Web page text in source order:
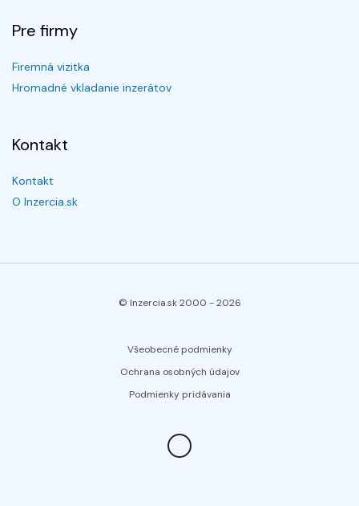
Pre firmy
Firemná vizitka
Hromadné vkladanie inzerátov
Kontakt
Kontakt
O Inzercia.sk
© Inzercia.sk 2000 -2026
Všeobecné podmienky
Ochrana osobných údajov
Podmienky pridávania